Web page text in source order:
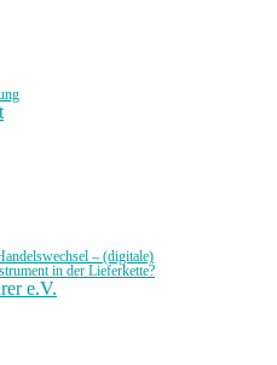
– (digitale)
in der Lieferkette?
e.V.